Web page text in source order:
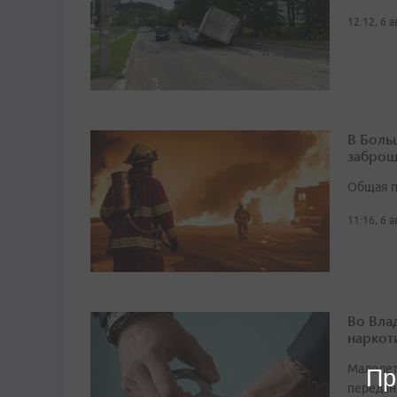
12:12, 6
В
Общая
11:16, 6
Во